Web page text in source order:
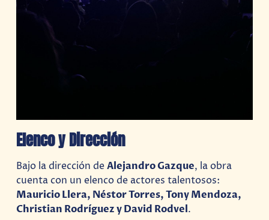
Elenco y Dirección
Bajo la dirección deAlejandro Gazque, la obra
cuenta con un elenco de actores talentosos:
Mauricio Llera, Néstor Torres, Tony Mendoza,
Christian Rodríguez y David Rodvel.